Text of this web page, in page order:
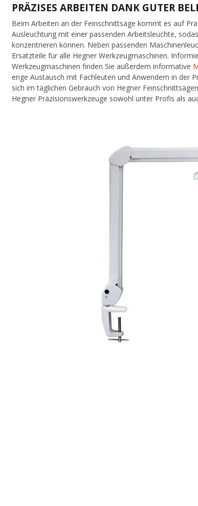
PRÄZISES ARBEITEN DANK GUTER
Beim Arbeiten an der Feinschnittsäge kommt es auf
Ausleuchtung mit einer passenden Arbeitsleuchte,
konzentrieren können. Neben passenden
Ersatzteile für alle Hegner Werkzeugmaschinen.
Werkzeugmaschinen finden Sie außerdem informative
enge Austausch mit Fachleuten und Anwendern in der
sich im täglichen Gebrauch von Hegner
Hegner Präzisionswerkzeuge sowohl unter Profis als